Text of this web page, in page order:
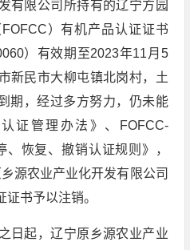
有限公司所持有的辽宁方园
）有机产品认证证书
）有效期至2023年11月5
新民市大柳屯镇北岗村，土
期，经过多方努力，仍未能
证管理办法》、FOFCC-
恢复、撤销认证规则》，
源农业产业化开发有限公司
书予以注销。
日起，辽宁原乡源农业产业